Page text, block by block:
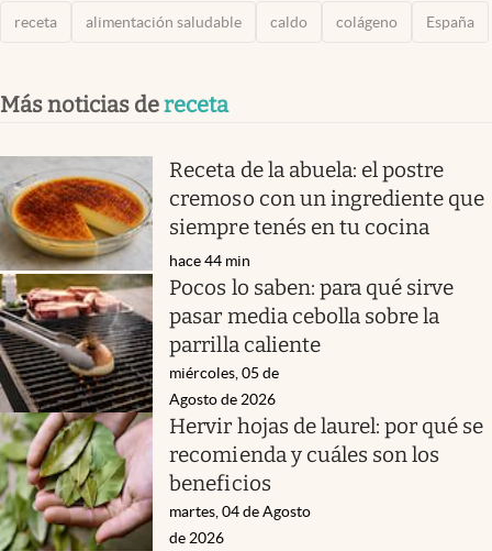
receta alimentación saludable caldo colágeno España
Más noticias dereceta
Receta de la abuela: el postre
cremoso con un ingrediente que
siempre tenés en tu cocina
hace 44 min
Pocos lo saben: para qué sirve
pasar media cebolla sobre la
parrilla caliente
miércoles, 05 de
Agosto de 2026
Hervir hojas de laurel: por qué se
recomienda y cuáles son los
beneficios
martes, 04 de Agosto
de 2026